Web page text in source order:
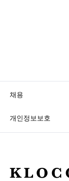
채용
개인정보보호
K